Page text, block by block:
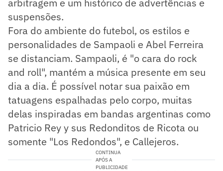
suspensões.
Fora do ambiente do futebol, os estilos e
personalidades de Sampaoli e Abel Ferreira
se distanciam. Sampaoli, é "o cara do rock
and roll", mantém a música presente em seu
dia a dia. É possível notar sua paixão em
tatuagens espalhadas pelo corpo, muitas
delas inspiradas em bandas argentinas como
Patricio Rey y sus Redonditos de Ricota ou
somente "Los Redondos", e Callejeros.
CONTINUA
APÓS A
PUBLICIDADE